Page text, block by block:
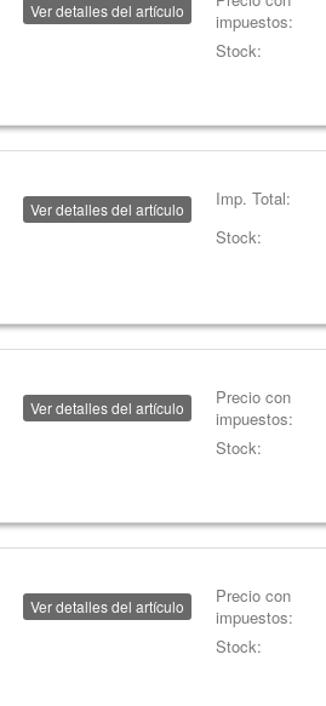
Ver detalles del artículo
impuestos:
Stock:
Ver detalles del artículo Imp. Total:
Stock:
Ver detalles del artículo
Precio con
impuestos:
Stock:
Ver detalles del artículo
Precio con
impuestos:
Stock: